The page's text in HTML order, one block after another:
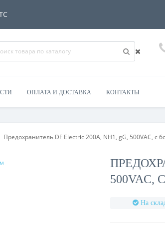
ОПЛАТА И ДОСТАВКА КОНТАКТЫ
Предохранитель DF Electric 200A, NH1, gG, 500VAC, с
На